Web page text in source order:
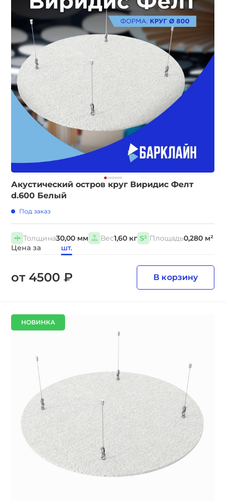
Акустический остров круг Виридис Фелт
d.600 Белый
Под заказ
Толщина30,00 мм Вес1,60 кг Площадь0,280 м²
Цена за
шт.
от 4500 ₽ В корзину
НОВИНКА